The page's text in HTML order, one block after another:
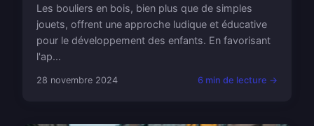
Les bouliers en bois, bien plus que de simples
jouets, offrent une approche ludique et éducative
pour le développement des enfants. En favorisant
l'ap...
28 novembre 2024 6 min de lecture →